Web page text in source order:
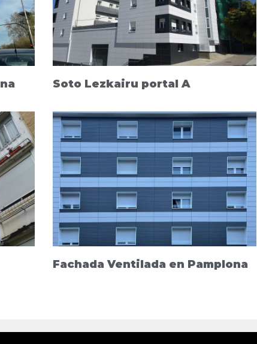
Soto Lezkairu portal A
Fachada Ventilada en Pamplona